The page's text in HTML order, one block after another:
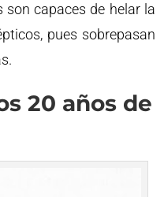
capaces de helar la
pues sobrepasan
20 años de